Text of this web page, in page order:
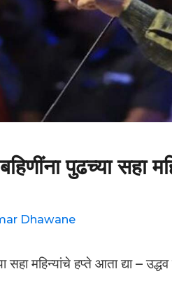
पुढच्या सहा
Dhawane
सहा महिन्यांचे हप्ते आता द्या –